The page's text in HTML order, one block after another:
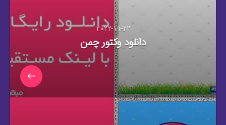
2022-11-22
دانلود وکتور چمن